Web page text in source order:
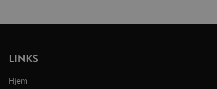
LINKS
Hjem